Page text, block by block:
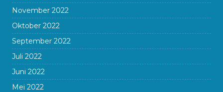
November 2022
Oktober 2022
September 2022
Juli 2022
Juni 2022
Mei 2022